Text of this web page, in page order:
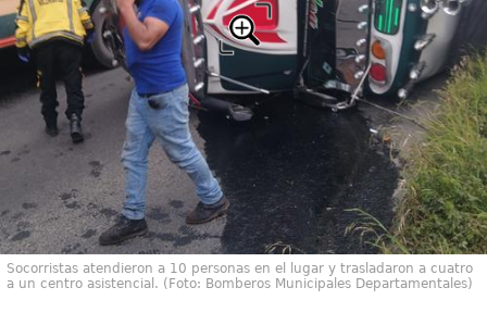
Socorristas atendieron a 10 personas en el lugar y trasladaron a cuatro
a un centro asistencial. (Foto: Bomberos Municipales Departamentales)